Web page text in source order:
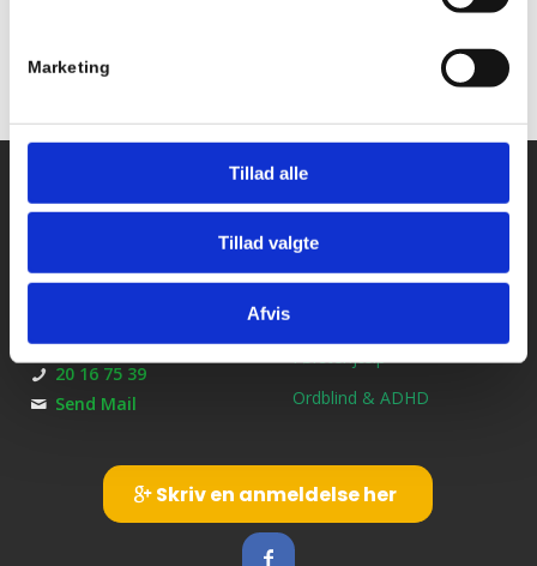
Marketing
Tillad alle
Tillad valgte
Afvis
20 16 75 39
Send Mail
Ydelser
Bil kørekort
MC kørekort
Ordblind & ADHD
Skriv en anmeldelse her